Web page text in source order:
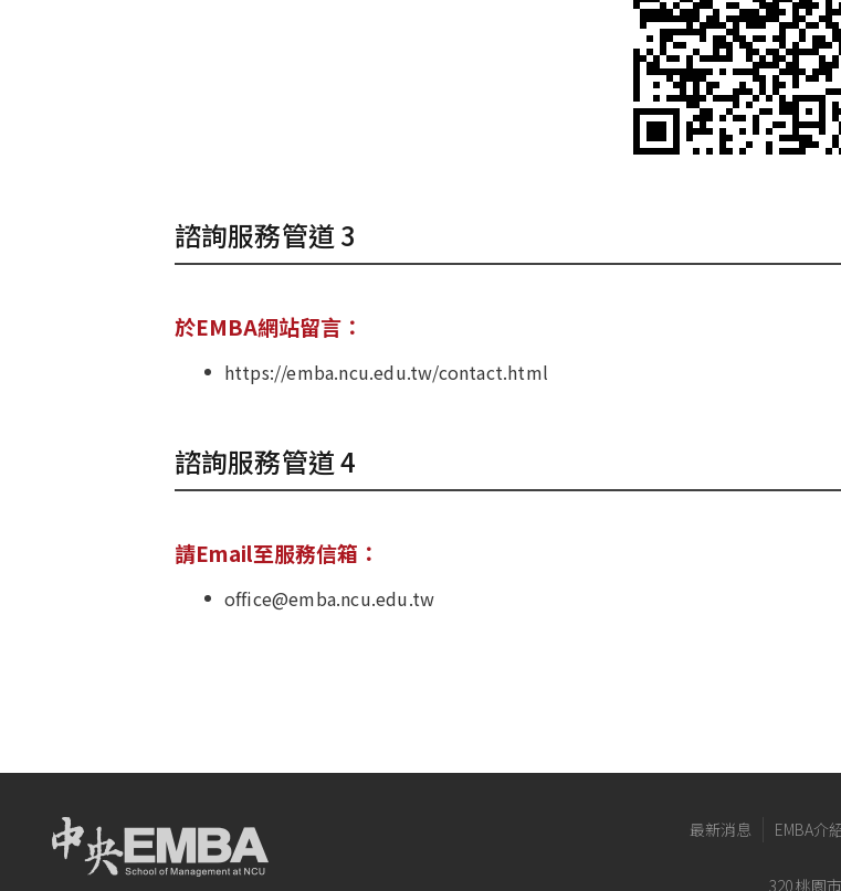
諮詢服務管道 3
於EMBA網站留言：
https://emba.ncu.edu.tw/contact.html
諮詢服務管道 4
請Email至服務信箱：
office@emba.ncu.edu.tw
最新消息 EMBA介
320 桃園